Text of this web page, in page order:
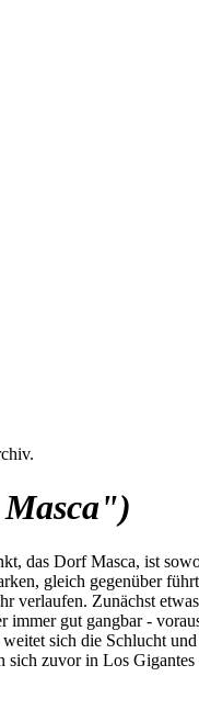
das Dorf Masca, ist
gleich gegenüber
Zunächst
gut gangbar -
sich die Schlucht
zuvor in Los